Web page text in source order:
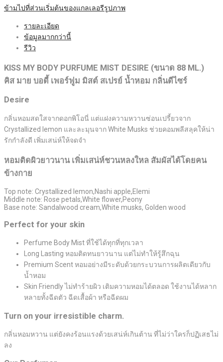
ข้ามไปที่ส่วนเริ่มต้นของแกลเลอรีรูปภาพ
รายละเอียด
ข้อมูลมากกว่านี้
รีวิว
KISS MY BODY PURFUME MIST DESIRE (ขนาด 88 ML.)
คิส มาย บอดี้ เพอร์ฟูม มิสต์ สเปรย์ น้ำหอม กลิ่นดีไซร์
Desire
กลิ่นหอมสดใสจากดอกพิโอนี่ แต่แฝงความหวานซ่อนเปรี้ยวจาก
Crystallized lemon และละมุนจาก White Musks ช่วยคอมพลีสลุคให้น่า
รักกำลังดี เพิ่มเสน่ห์ให้จดจำ
หอมติดผิวยาวนาน เพิ่มเสน่ห์ชวนหลงใหล สัมผัสได้โดยคน
ข้างกาย
Top note: Crystallized lemon,Nashi apple,Elemi
Middle note: Rose petals,White flower,Peony
Base note: Sandalwood cream,White musks, Golden wood
Perfect for your skin
Perfume Body Mist ที่ใช้ได้ทุกที่ทุกเวลา
Long Lasting หอมติดทนยาวนาน แต่ไม่ทำให้รู้สึกฉุน
Premium Scent หอมอย่างมีระดับด้วยกระบวนการผลิตเดียวกับ
น้ำหอม
Skin Friendly ไม่ทำร้ายผิว เติมความหอมได้ตลอด ใช้งานได้หลาก
หลายทั้งฉีดตัว ฉีดเสื้อผ้า หรือฉีดผม
Turn on your irresistible charm.
กลิ่นหอมหวาน แต่ยังคงร้อนแรงด้วยเสน่ห์เกินต้าน ที่ไม่ว่าใครก็ปฏิเสธไม่
ลง